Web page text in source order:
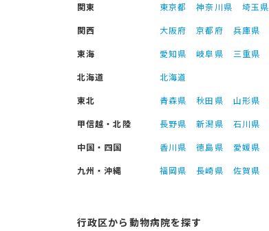
関東 東京都 神奈川県 埼玉県
関西
大阪府 京都府 兵庫県
東海
愛知県 岐阜県 三重県
北海道
北海道
東北
青森県 秋田県 山形県
甲信越・北陸
長野県 新潟県 石川県
中国・四国
香川県 徳島県 愛媛県
九州・沖縄
福岡県 長崎県 佐賀県
行政区から動物病院を探す